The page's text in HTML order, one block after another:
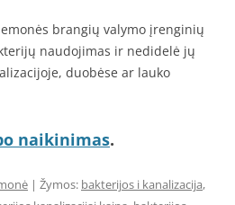
brangių valymo įrenginių
naudojimas ir nedidelė jų
duobėse ar lauko
naikinimas.
| Žymos: bakterijos i kanalizacija,